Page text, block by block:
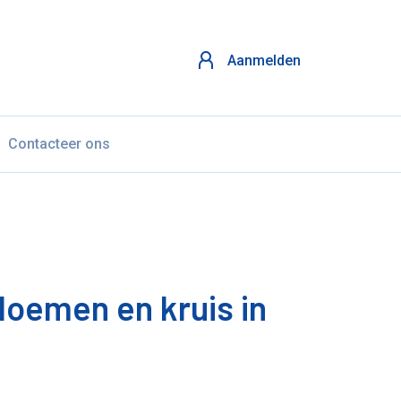
Aanmelden
Contacteer ons
en kruis in